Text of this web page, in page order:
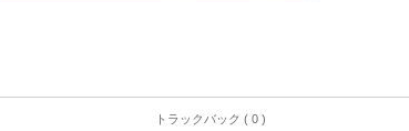
トラックバック ( 0 )